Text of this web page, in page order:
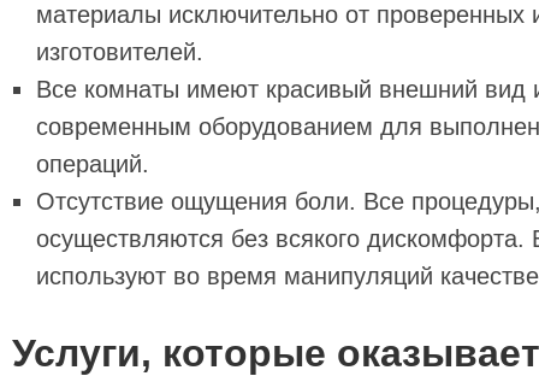
материалы исключительно от
изготовителей.
Все комнаты имеют красивый внешний вид
современным оборудованием для
операций.
Отсутствие ощущения боли. Все
осуществляются без всякого дискомфорта.
используют во время манипуляций
Услуги, которые